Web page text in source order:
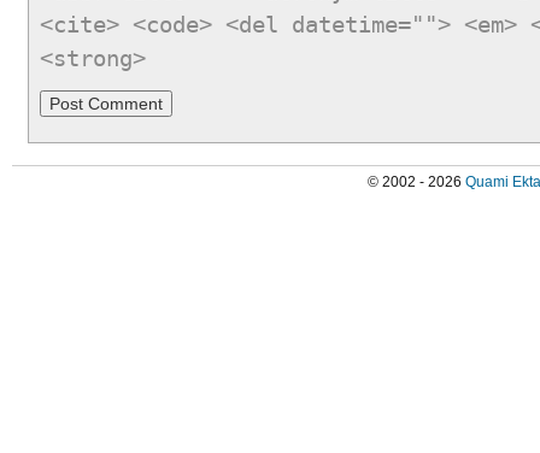
<cite> <code> <del datetime="">
<strong>
© 2002 - 2026 Quami